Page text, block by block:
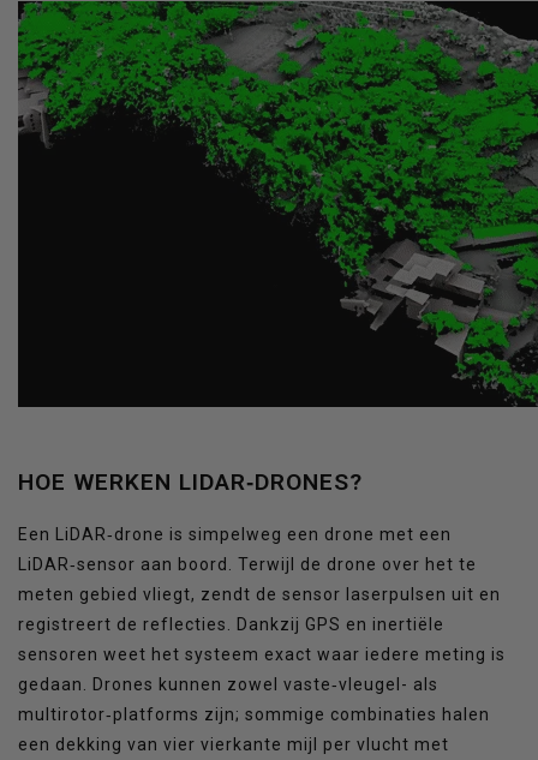
HOE WERKEN LIDAR‑DRONES?
Een LiDAR‑drone is simpelweg een drone met een
LiDAR‑sensor aan boord. Terwijl de drone over het te
meten gebied vliegt, zendt de sensor laserpulsen uit en
registreert de reflecties. Dankzij GPS en inertiële
sensoren weet het systeem exact waar iedere meting is
gedaan. Drones kunnen zowel vaste‑vleugel- als
multirotor‑platforms zijn; sommige combinaties halen
een dekking van vier vierkante mijl per vlucht met